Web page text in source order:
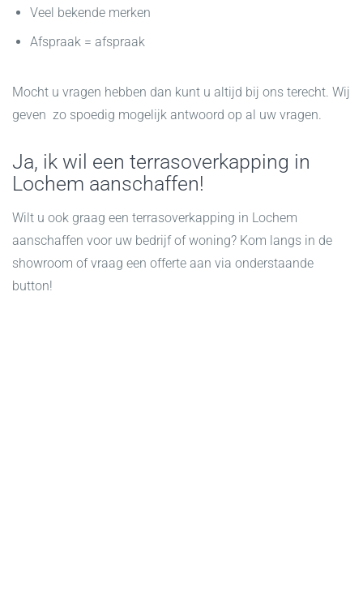
Veel bekende merken
Afspraak = afspraak
Mocht u vragen hebben dan kunt u altijd bij ons terecht. Wij
geven zo spoedig mogelijk antwoord op al uw vragen.
Ja, ik wil een terrasoverkapping in
Lochem aanschaffen!
Wilt u ook graag een terrasoverkapping in Lochem
aanschaffen voor uw bedrijf of woning? Kom langs in de
showroom of vraag een offerte aan via onderstaande
button!